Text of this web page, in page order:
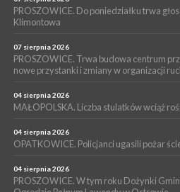
WYDARZENIA
PROSZOWICE. W parku Warsztaty
NOC CIEM
15 lipca 2026
PROSZOWICE. Już za tydzień
PROSZOWICE. Do poniedziałku trwa
Klimontowa
07 sierpnia 2026
PROSZOWICE. Trwa budowa centrum
nowe przystanki i zmiany w organizacji
04 sierpnia 2026
MAŁOPOLSKA. Liczba stulatków wciąż
04 sierpnia 2026
OPATKOWICE. Policjanci ugasili pożar
04 sierpnia 2026
PROSZOWICE. W tym roku Dożynki